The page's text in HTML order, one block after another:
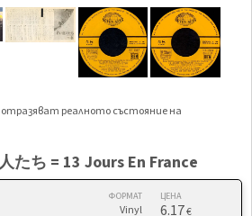
реалното състояние на
たち = 13 Jours En France
ФОРМАТ
Vinyl
ЦЕНА
6.17€